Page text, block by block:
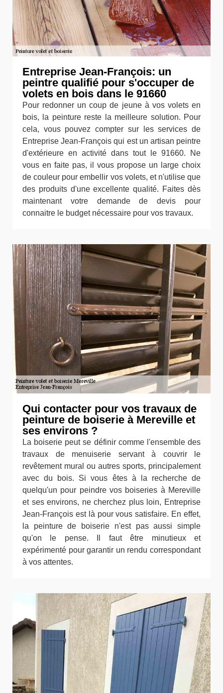
Entreprise Jean-François: un
peintre qualifié pour s'occuper de
volets en bois dans le 91660
Pour redonner un coup de jeune à vos volets en
bois, la peinture reste la meilleure solution. Pour
cela, vous pouvez compter sur les services de
Entreprise Jean-François qui est un artisan peintre
d'extérieure en activité dans tout le 91660. Ne
vous en faite pas, il vous propose un large choix
de couleur pour embellir vos volets, et n'utilise que
des produits d'une excellente qualité. Faites dès
maintenant votre demande de devis pour
connaitre le budget nécessaire pour vos travaux.
Qui contacter pour vos travaux de
peinture de boiserie à Mereville et
ses environs ?
La boiserie peut se définir comme l'ensemble des
travaux de menuiserie servant à couvrir le
revêtement mural ou autres sports, principalement
avec du bois. Si vous êtes à la recherche de
quelqu'un pour peindre vos boiseries à Mereville
et ses environs, ne cherchez plus loin, Entreprise
Jean-François est là pour vous satisfaire. En effet,
la peinture de boiserie n'est pas aussi simple
qu'on le pense. Il faut être minutieux et
expérimenté pour garantir un rendu correspondant
à vos attentes.